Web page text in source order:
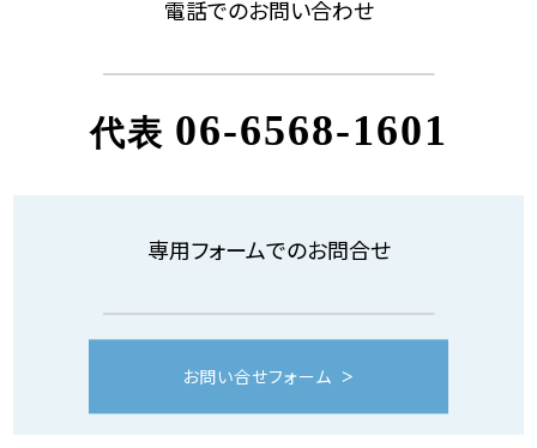
電話でのお問い合わせ
代表 06-6568-1601
専用フォームでのお問合せ
お問い合せフォーム